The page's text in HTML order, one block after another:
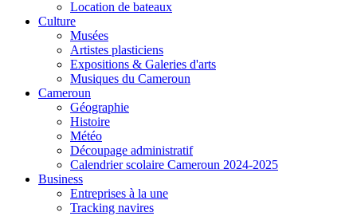
Location de bateaux
Culture
Musées
Artistes plasticiens
Expositions & Galeries d'arts
Musiques du Cameroun
Cameroun
Géographie
Histoire
Météo
Découpage administratif
Calendrier scolaire Cameroun 2024-2025
Business
Entreprises à la une
Tracking navires